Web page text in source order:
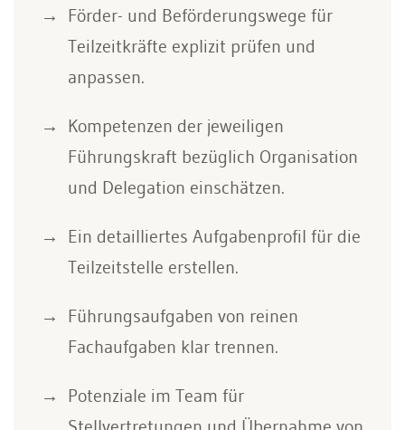
Förder- und Beförderungswege für
Teilzeitkräfte explizit prüfen und
anpassen.
Kompetenzen der jeweiligen
Führungskraft bezüglich Organisation
und Delegation einschätzen.
Ein detailliertes Aufgabenprofil für die
Teilzeitstelle erstellen.
Führungsaufgaben von reinen
Fachaufgaben klar trennen.
Potenziale im Team für